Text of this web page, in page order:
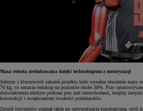
Masa robota zredukowana dzięki technologiom z motoryzacji
Jednym z kluczowych założeń projektu było wyraźne obniżenie masy
70 kg, co oznacza redukcję na poziomie około 38%. Przy
doświadczenia zdobyte podczas prac nad samochodami, między
konstrukcji i zwiększaniem trwałości podzespołów.
Zespół inżynierów sięgnął także po optymalizację topologiczną, czyli